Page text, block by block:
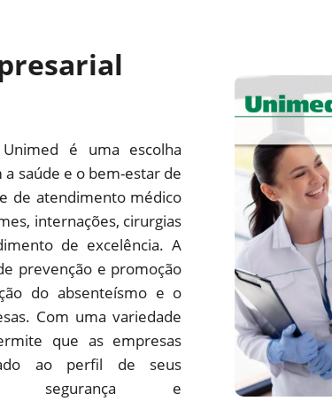
é uma escolha
saúde e o bem-estar de
de atendimento médico
internações, cirurgias
de excelência. A
prevenção e promoção
do absenteísmo e o
Com uma variedade
que as empresas
ao perfil de seus
segurança e